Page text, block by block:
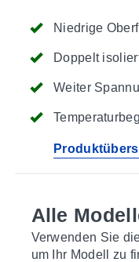
Niedrige
Doppelt
Weiter
Alle
Verwenden Sie
um Ihr Modell zu